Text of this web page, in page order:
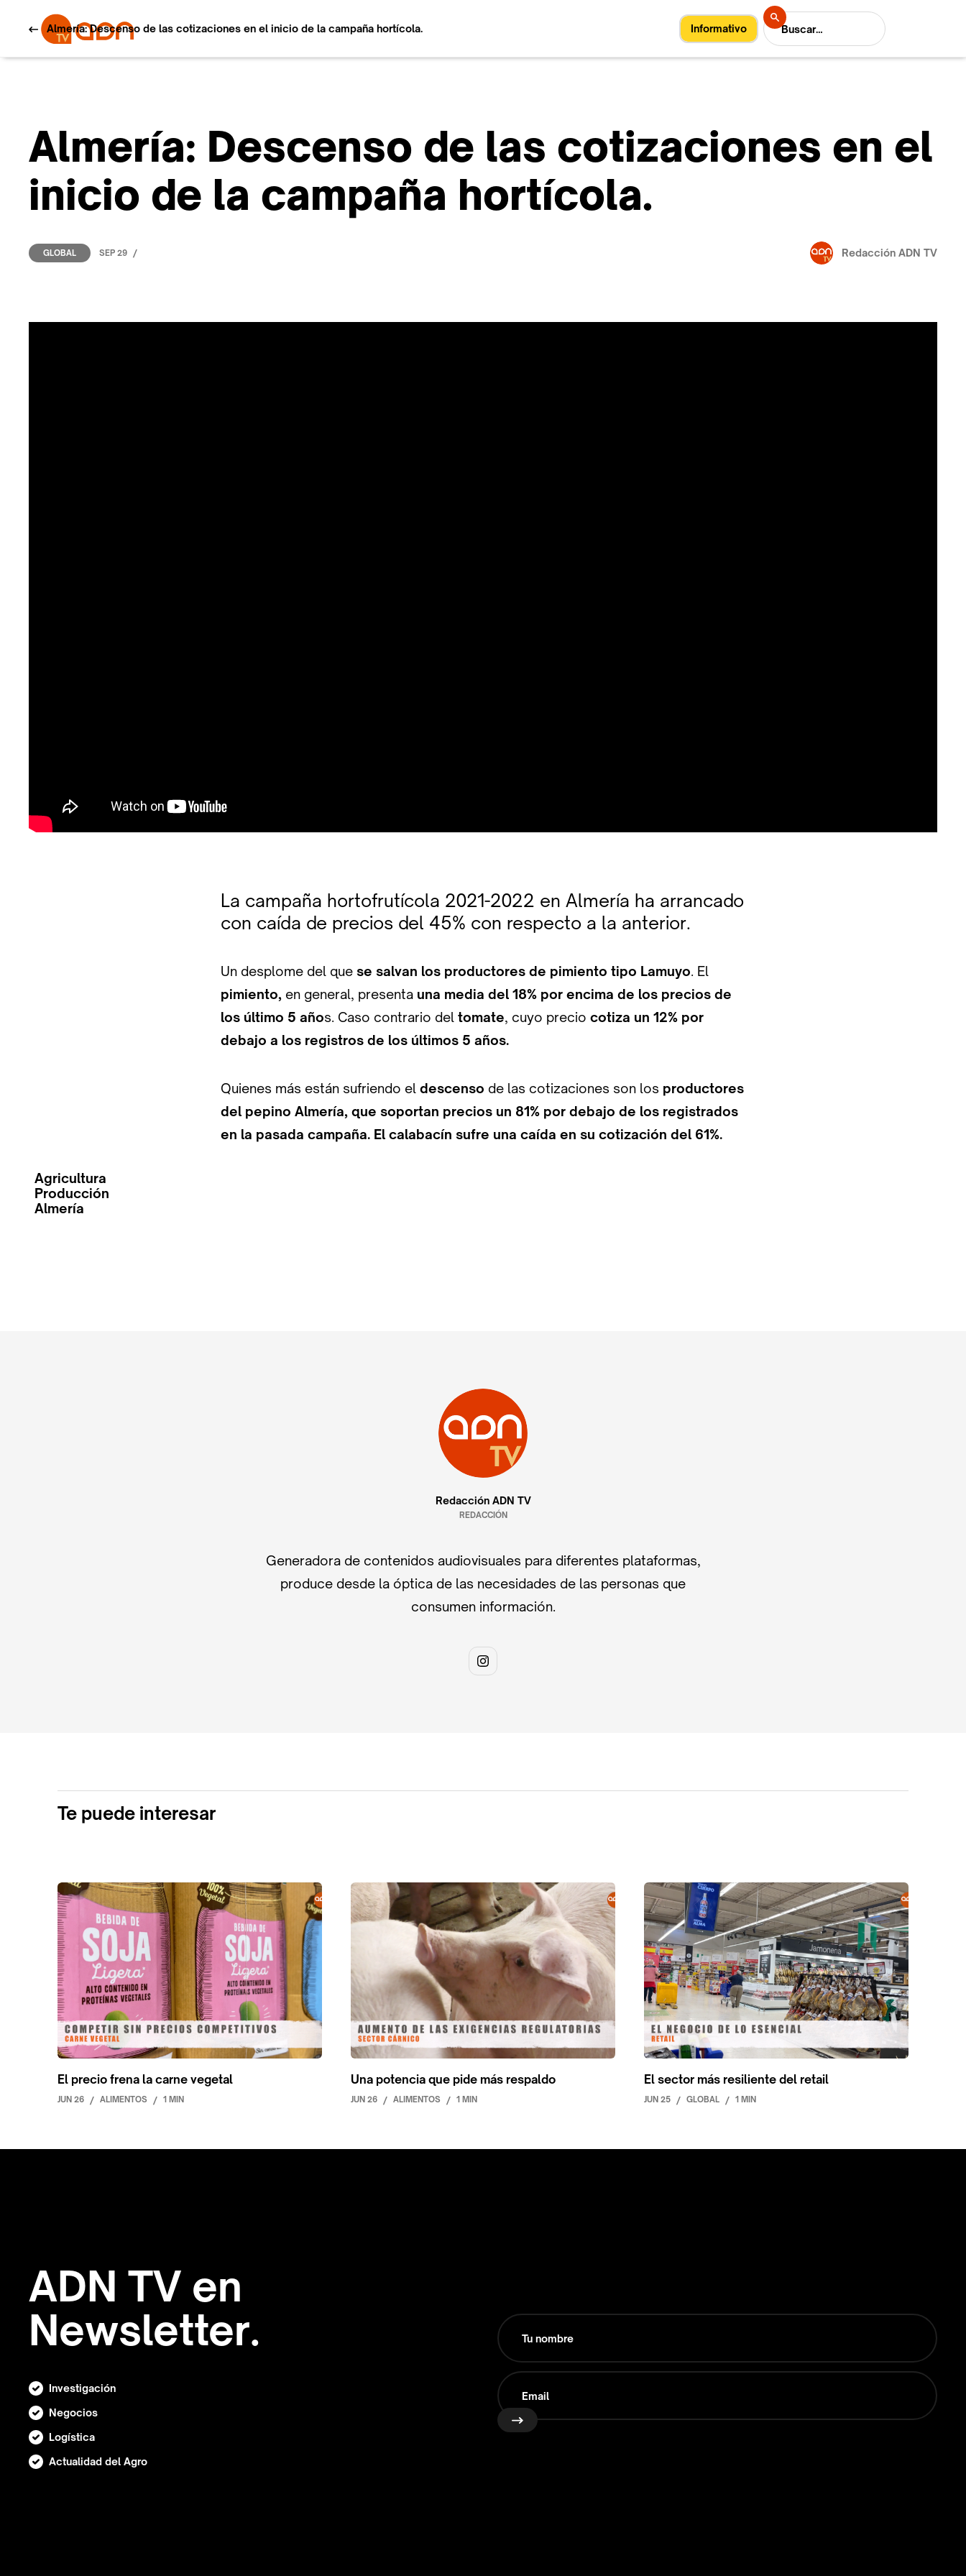
Informativo
Almería: Descenso de las cotizaciones en el inicio de la campaña hortícola.
Almería: Descenso de las cotizaciones en el
inicio de la campaña hortícola.
GLOBAL SEP 29 / Redacción ADN TV
La campaña hortofrutícola 2021-2022 en Almería ha arrancado
con caída de precios del 45% con respecto a la anterior.
Un desplome del que se salvan los productores de pimiento tipo Lamuyo. El
pimiento, en general, presenta una media del 18% por encima de los precios de
los último 5 años. Caso contrario del tomate, cuyo precio cotiza un 12% por
debajo a los registros de los últimos 5 años.
Quienes más están sufriendo el descenso de las cotizaciones son los productores
del pepino Almería, que soportan precios un 81% por debajo de los registrados
en la pasada campaña. El calabacín sufre una caída en su cotización del 61%.
Agricultura
Producción
Almería
Redacción ADN TV
REDACCIÓN
Generadora de contenidos audiovisuales para diferentes plataformas,
produce desde la óptica de las necesidades de las personas que
consumen información.
Te puede interesar
El precio frena la carne vegetal
JUN 26 / ALIMENTOS / 1 MIN
Una potencia que pide más respaldo
JUN 26 / ALIMENTOS / 1 MIN
El sector más resiliente del retail
JUN 25 / GLOBAL / 1 MIN
ADN TV en
Newsletter.
Investigación
Negocios
Logística
Actualidad del Agro